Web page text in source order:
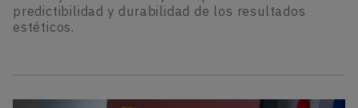
predictibilidad y durabilidad de los resultados
estéticos.